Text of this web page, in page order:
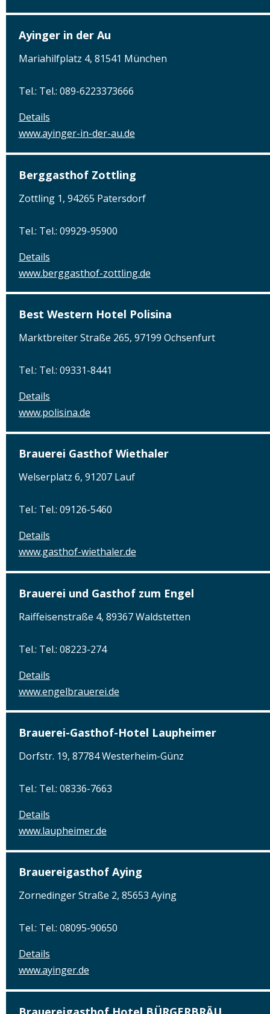
Ayinger in der Au
Mariahilfplatz 4, 81541 München
Tel.: Tel.: 089-6223373666
Details
www.ayinger-in-der-au.de
Berggasthof Zottling
Zottling 1, 94265 Patersdorf
Tel.: Tel.: 09929-95900
Details
www.berggasthof-zottling.de
Best Western Hotel Polisina
Marktbreiter Straße 265, 97199 Ochsenfurt
Tel.: Tel.: 09331-8441
Details
www.polisina.de
Brauerei Gasthof Wiethaler
Welserplatz 6, 91207 Lauf
Tel.: Tel.: 09126-5460
Details
www.gasthof-wiethaler.de
Brauerei und Gasthof zum Engel
Raiffeisenstraße 4, 89367 Waldstetten
Tel.: Tel.: 08223-274
Details
www.engelbrauerei.de
Brauerei-Gasthof-Hotel Laupheimer
Dorfstr. 19, 87784 Westerheim-Günz
Tel.: Tel.: 08336-7663
Details
www.laupheimer.de
Brauereigasthof Aying
Zornedinger Straße 2, 85653 Aying
Tel.: Tel.: 08095-90650
Details
www.ayinger.de